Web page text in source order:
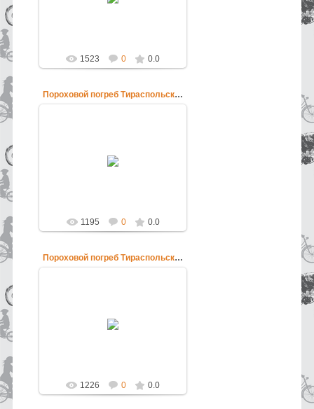
крепости
1523 0 0.0
Пороховой погреб Тираспольской крепости
Пороховой погреб Тираспольской
крепости
1195 0 0.0
Пороховой погреб Тираспольской крепости
Пороховой погреб Тираспольской
крепости
1226 0 0.0